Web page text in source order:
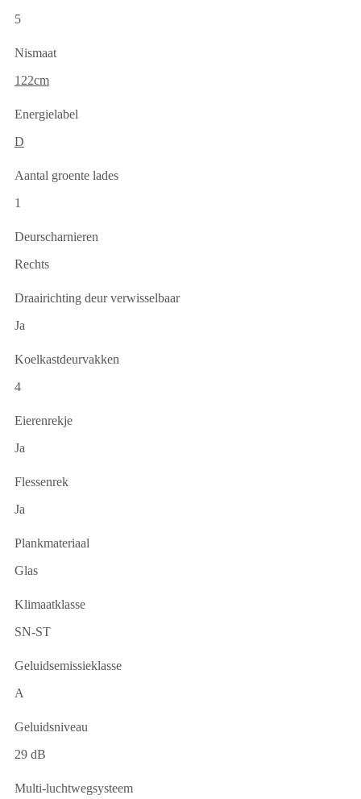
5
Nismaat
122cm
Energielabel
D
Aantal groente lades
1
Deurscharnieren
Rechts
Draairichting deur verwisselbaar
Ja
Koelkastdeurvakken
4
Eierenrekje
Ja
Flessenrek
Ja
Plankmateriaal
Glas
Klimaatklasse
SN-ST
Geluidsemissieklasse
A
Geluidsniveau
29 dB
Multi-luchtwegsysteem